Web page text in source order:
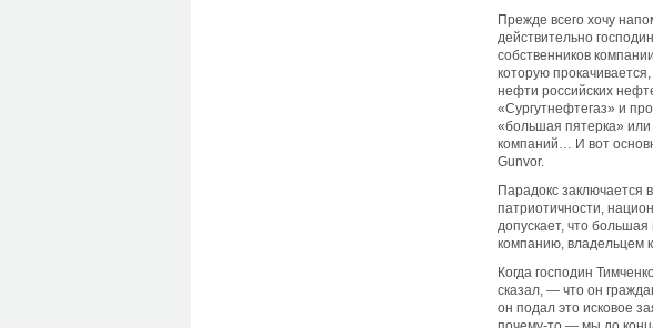
Прежде всего хочу
действительно
собственников
которую
нефти российских
«Сургутнефтегаз» и
«большая пятерка»
компаний… И вот
Gunvor.
Парадокс заключается
патриотичности,
допускает, что
компанию, владельцем
Когда господин
сказал, — что он
он подал это исковое